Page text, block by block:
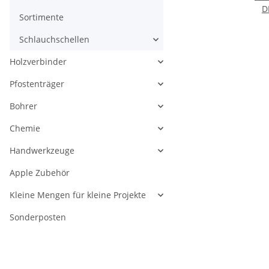
Sortimente
Schlauchschellen
Holzverbinder
Pfostenträger
Bohrer
Chemie
Handwerkzeuge
Apple Zubehör
Kleine Mengen für kleine Projekte
Sonderposten